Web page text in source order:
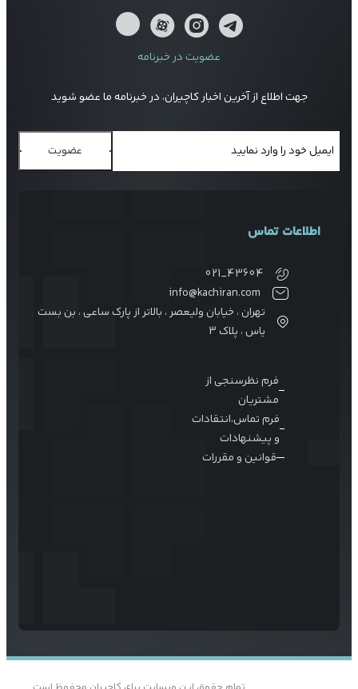
عضویت در خبرنامه
جهت اطلاع از آخرین اخبار کاچیران، در خبرنامه ما عضو شوید
عضویت
اطلاعات تماس
021_43604
info@kachiran.com
تهران ، خیابان ولیعصر ، بالاتر از پارک ساعی ، بن بست
یاس ، پلاک 3
فرم نظرسنجی از
مشتریان
فرم تماس،انتقادات
و پیشنهادات
قوانین و مقررات